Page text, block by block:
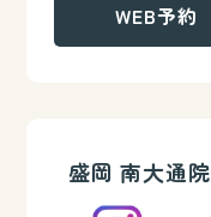
WEB予約
盛岡 南大通院